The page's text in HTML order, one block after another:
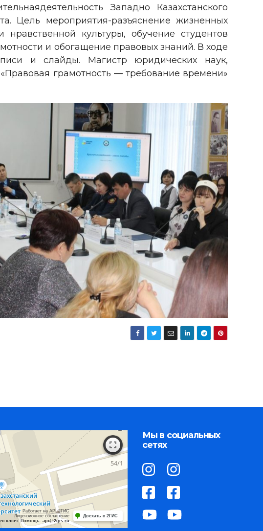
Западно Казахстанского
Цель мероприятия-разъяснение жизненных
культуры, обучение студентов
и обогащение правовых знаний. В ходе
и слайды. Магистр юридических наук,
грамотность — требование времени»
Работает на API 2ГИС
Лицензионное соглашение
ключ. Помощь: api@2gis.ru
Доехать с 2ГИС
Мы в социальных
сетях